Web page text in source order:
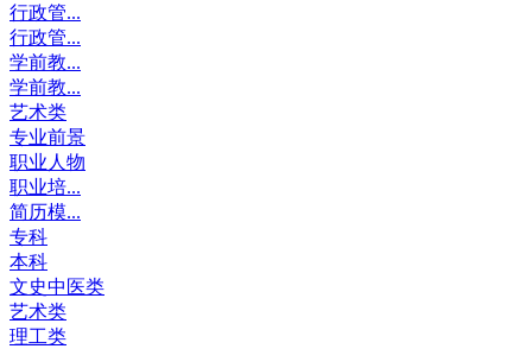
行政管...
行政管...
学前教...
学前教...
艺术类
专业前景
职业人物
职业培...
简历模...
专科
本科
文史中医类
艺术类
理工类